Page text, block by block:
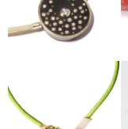
Stephan Frank
Stephanie
Henzler